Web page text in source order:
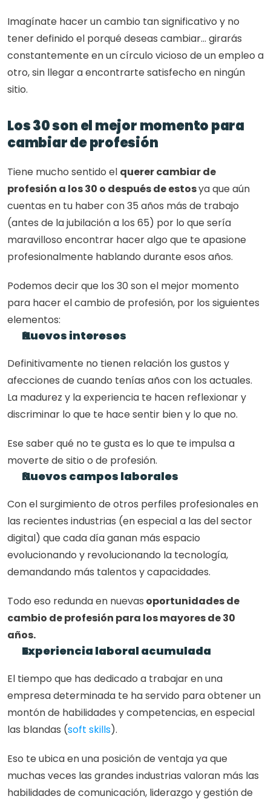
Imagínate hacer un cambio tan significativo y no
tener definido el porqué deseas cambiar… girarás
constantemente en un círculo vicioso de un empleo a
otro, sin llegar a encontrarte satisfecho en ningún
sitio.
Los 30 son el mejor momento para
cambiar de profesión
Tiene mucho sentido el querer cambiar de
profesión a los 30 o después de estos ya que aún
cuentas en tu haber con 35 años más de trabajo
(antes de la jubilación a los 65) por lo que sería
maravilloso encontrar hacer algo que te apasione
profesionalmente hablando durante esos años.
Podemos decir que los 30 son el mejor momento
para hacer el cambio de profesión, por los siguientes
elementos:
Nuevos intereses
Definitivamente no tienen relación los gustos y
afecciones de cuando tenías años con los actuales.
La madurez y la experiencia te hacen reflexionar y
discriminar lo que te hace sentir bien y lo que no.
Ese saber qué no te gusta es lo que te impulsa a
moverte de sitio o de profesión.
Nuevos campos laborales
Con el surgimiento de otros perfiles profesionales en
las recientes industrias (en especial a las del sector
digital) que cada día ganan más espacio
evolucionando y revolucionando la tecnología,
demandando más talentos y capacidades.
Todo eso redunda en nuevas oportunidades de
cambio de profesión para los mayores de 30
años.
Experiencia laboral acumulada
El tiempo que has dedicado a trabajar en una
empresa determinada te ha servido para obtener un
montón de habilidades y competencias, en especial
las blandas (soft skills).
Eso te ubica en una posición de ventaja ya que
muchas veces las grandes industrias valoran más las
habilidades de comunicación, liderazgo y gestión de